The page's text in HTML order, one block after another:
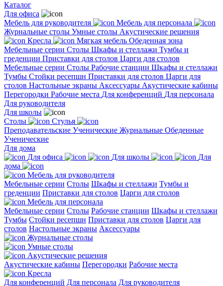
Каталог
Для офиса
Мебель для руководителя
Мебель для персонала
Журнальные столы Умные столы Акустические решения
Кресла
Мягкая мебель Обеденная зона
Мебельные серии Столы Шкафы и стеллажи Тумбы и
греденции Приставки для столов Царги для столов
Мебельные серии Столы Рабочие станции Шкафы и стеллажи
Тумбы Стойки ресепшн Приставки для столов Царги для
столов Настольные экраны Аксессуары Акустические кабины
Перегородки Рабочие места Для конференций Для персонала
Для руководителя
Для школы
Столы
Стулья
Преподавательские Ученические Журнальные Обеденные
Ученические
Для дома
Для офиса
Для школы
Для
дома
Мебель для руководителя
Мебельные серии Столы Шкафы и стеллажи Тумбы и
греденции Приставки для столов Царги для столов
Мебель для персонала
Мебельные серии Столы Рабочие станции Шкафы и стеллажи
Тумбы Стойки ресепшн Приставки для столов Царги для
столов Настольные экраны Аксессуары
Журнальные столы
Умные столы
Акустические решения
Акустические кабины Перегородки Рабочие места
Кресла
Для конференций Для персонала Для руководителя